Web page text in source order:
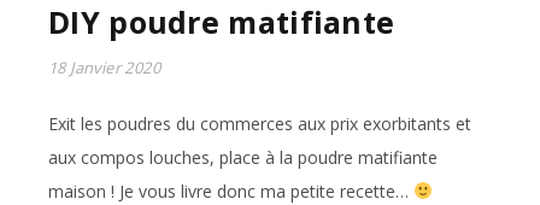
DIY poudre matifiante
18 Janvier 2020
Exit les poudres du commerces aux prix exorbitants et
aux compos louches, place à la poudre matifiante
maison ! Je vous livre donc ma petite recette…